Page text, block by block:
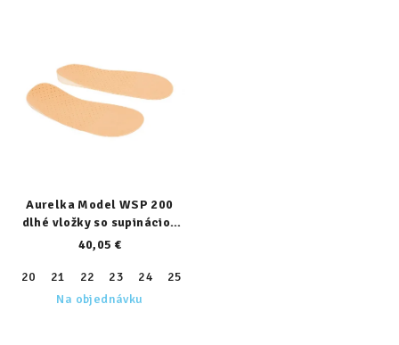
Aurelka Model WSP 200
dlhé vložky so supináciou
päty
40,05 €
20 21 22 23 24 25
Na objednávku